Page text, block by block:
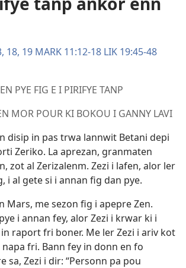
18, 19 MARK 11:12-18 LIK 19:45-48
PYE FIG E I PIRIFYE TANP
MOR POUR KI BOKOU I GANNY LAVI
disip in pas trwa lannwit Betani depi
Zeriko. La aprezan, granmaten
zot al Zerizalenm. Zezi i lafen, alor ler
i al gete si i annan fig dan pye.
Mars, me sezon fig i apepre Zen.
i annan fey, alor Zezi i krwar ki i
raport fri boner. Me ler Zezi i ariv kot
napa fri. Bann fey in donn en fo
sa, Zezi i dir: “Personn pa pou